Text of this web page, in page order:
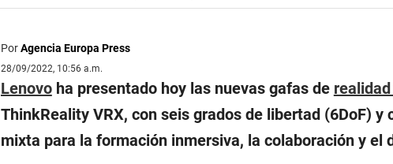
PorAgencia Europa Press
28/09/2022, 10:56 a.m.
Lenovoha presentado hoy las nuevas gafas de
ThinkReality VRX, con seis grados de libertad (6DoF) y
mixta para la formación inmersiva, la colaboración y el